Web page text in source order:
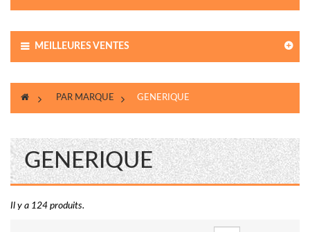
MEILLEURES VENTES
> PAR MARQUE > GENERIQUE
GENERIQUE
Il y a 124 produits.